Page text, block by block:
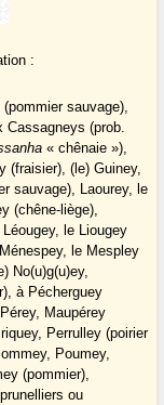
:
sauvage),
Cassagneys (prob.
« chênaie »),
(fraisier), (le) Guiney,
sauvage), Laourey, le
(chêne-liège),
le Liougey
le Mespley
No(u)g(u)ey,
à Pécherguey
Maupérey
Perrulley (poirier
Poumey,
(pommier),
ou